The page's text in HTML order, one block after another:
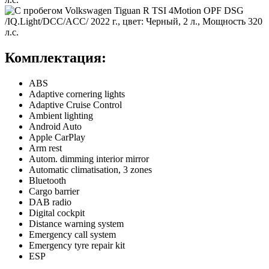
Комплектация:
ABS
Adaptive cornering lights
Adaptive Cruise Control
Ambient lighting
Android Auto
Apple CarPlay
Arm rest
Autom. dimming interior mirror
Automatic climatisation, 3 zones
Bluetooth
Cargo barrier
DAB radio
Digital cockpit
Distance warning system
Emergency call system
Emergency tyre repair kit
ESP